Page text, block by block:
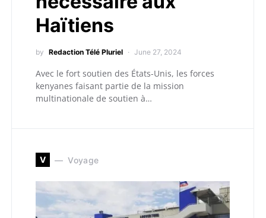
Haïtiens
by Redaction Télé Pluriel June 27, 2024
Avec le fort soutien des États-Unis, les forces
kenyanes faisant partie de la mission
multinationale de soutien à…
V Voyage